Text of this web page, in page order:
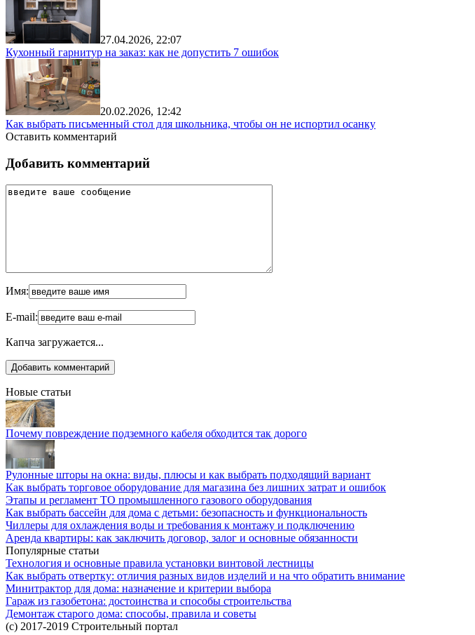
27.04.2026, 22:07
Кухонный гарнитур на заказ: как не допустить 7 ошибок
20.02.2026, 12:42
Как выбрать письменный стол для школьника, чтобы он не испортил осанку
Оставить комментарий
Добавить комментарий
Имя:
E-mail:
Капча загружается...
Новые статьи
Почему повреждение подземного кабеля обходится так дорого
Рулонные шторы на окна: виды, плюсы и как выбрать подходящий вариант
Как выбрать торговое оборудование для магазина без лишних затрат и ошибок
Этапы и регламент ТО промышленного газового оборудования
Как выбрать бассейн для дома с детьми: безопасность и функциональность
Чиллеры для охлаждения воды и требования к монтажу и подключению
Аренда квартиры: как заключить договор, залог и основные обязанности
Популярные статьи
Технология и основные правила установки винтовой лестницы
Как выбрать отвертку: отличия разных видов изделий и на что обратить внимание
Минитрактор для дома: назначение и критерии выбора
Гараж из газобетона: достоинства и способы строительства
Демонтаж старого дома: способы, правила и советы
(c) 2017-2019 Строительный портал